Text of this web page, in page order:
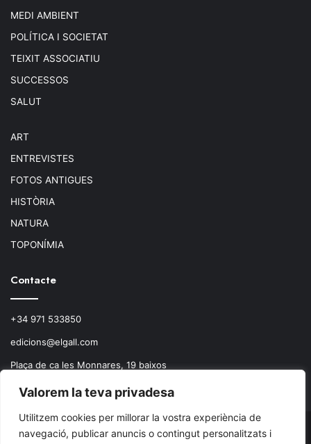
Valorem la teva privadesa
Utilitzem cookies per millorar la vostra experiència de
navegació, publicar anuncis o contingut personalitzats i
MEDI AMBIENT
POLÍTICA I SOCIETAT
TEIXIT ASSOCIATIU
SUCCESSOS
SALUT
ART
ENTREVISTES
FOTOS ANTIGUES
HISTÒRIA
NATURA
TOPONÍMIA
Contacte
+34 971 533850
edicions@elgall.com
Plaça de ca les Monnares, 19 baixos
© Copyright 2026, Todos los derechos reservados.